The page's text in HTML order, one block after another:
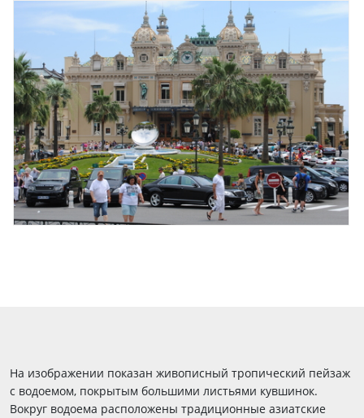
На изображении показан живописный тропический пейзаж
с водоемом, покрытым большими листьями кувшинок.
Вокруг водоема расположены традиционные азиатские